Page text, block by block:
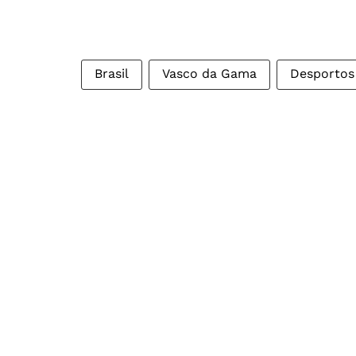
Brasil Vasco da Gama Desportos